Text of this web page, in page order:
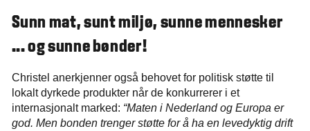
Sunn mat, sunt miljø, sunne mennesker
... og sunne bønder!
Christel anerkjenner også behovet for politisk støtte til
lokalt dyrkede produkter når de konkurrerer i et
internasjonalt marked: “Maten i Nederland og Europa er
god. Men bonden trenger støtte for å ha en levedyktig drift